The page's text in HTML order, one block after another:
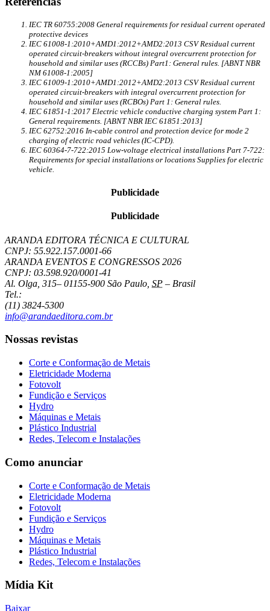
IEC TR 60755:2008 General requirements for residual current operated
protective devices
IEC 61008-1:2010+AMD1:2012+AMD2:2013 CSV Residual current
operated circuit-breakers without integral overcurrent protection for
household and similar uses (RCCBs) Part1: General rules. [ABNT NBR
NM 61008-1:2005]
IEC 61009-1:2010+AMD1:2012+AMD2:2013 CSV Residual current
operated circuit-breakers with integral overcurrent protection for
household and similar uses (RCBOs) Part 1: General rules.
IEC 61851-1:2017 Electric vehicle conductive charging system Part 1:
General requirements. [ABNT NBR IEC 61851:2013]
IEC 62752:2016 In-cable control and protection device for mode 2
charging of electric road vehicles (IC-CPD).
IEC 60364-7-722:2015 Low-voltage electrical installations Part 7-722:
Requirements for special installations or locations Supplies for electric
vehicle.
Publicidade
Publicidade
ARANDA EDITORA TÉCNICA E CULTURAL
CNPJ: 55.922.157.0001-66
ARANDA EVENTOS E CONGRESSOS 2026
CNPJ: 03.598.920/0001-41
Al. Olga, 315– 01155-900 São Paulo SP – Brasil
Tel.:
(11) 3824-5300
info@arandaeditora.com.br
Nossas revistas
Corte e Conformação de Metais
Eletricidade Moderna
Fotovolt
Fundição e Serviços
Hydro
Máquinas e Metais
Plástico Industrial
Redes, Telecom e Instalações
Como anunciar
Corte e Conformação de Metais
Eletricidade Moderna
Fotovolt
Fundição e Serviços
Hydro
Máquinas e Metais
Plástico Industrial
Redes, Telecom e Instalações
Mídia Kit
Baixar